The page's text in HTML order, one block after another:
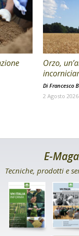
Orzo,
Di Francesco
2 Agosto 2026
E-
Tecniche, prodotti e